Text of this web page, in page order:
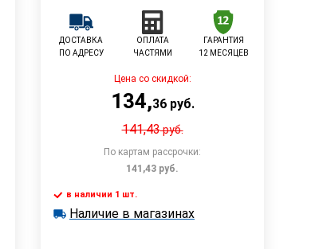
ДОСТАВКА
ПО АДРЕСУ
ОПЛАТА
ЧАСТЯМИ
ГАРАНТИЯ
12 МЕСЯЦЕВ
Цена со скидкой:
134,36руб.
141,43руб.
По картам рассрочки:
141,43 руб.
В корзину
в наличии 1 шт.
в наличии 1 шт.
Наличие в магазинах